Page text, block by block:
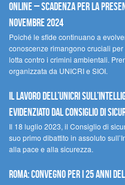
Online – Scadenza per la
novembre 2024
Poiché le sfide continuano a
conoscenze rimangono cruciali
lotta contro i crimini ambientali.
organizzata da UNICRI e SIOI.
Il lavoro dell’UNICRI
evidenziato dal Consiglio di
Il 18 luglio 2023, il Consiglio di
suo primo dibattito in assoluto
alla pace e alla sicurezza.
Roma: convegno per i 25 anni